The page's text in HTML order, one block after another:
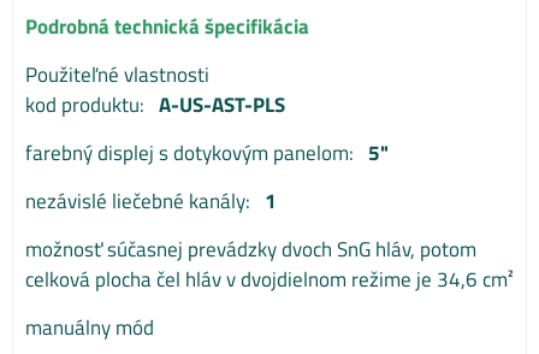
Podrobná technická špecifikácia
Použiteľné vlastnosti
kod produktu: A-US-AST-PLS
farebný displej s dotykovým panelom: 5"
nezávislé liečebné kanály: 1
možnosť súčasnej prevádzky dvoch SnG hláv, potom
celková plocha čel hláv v dvojdielnom režime je 34,6 cm²
manuálny mód